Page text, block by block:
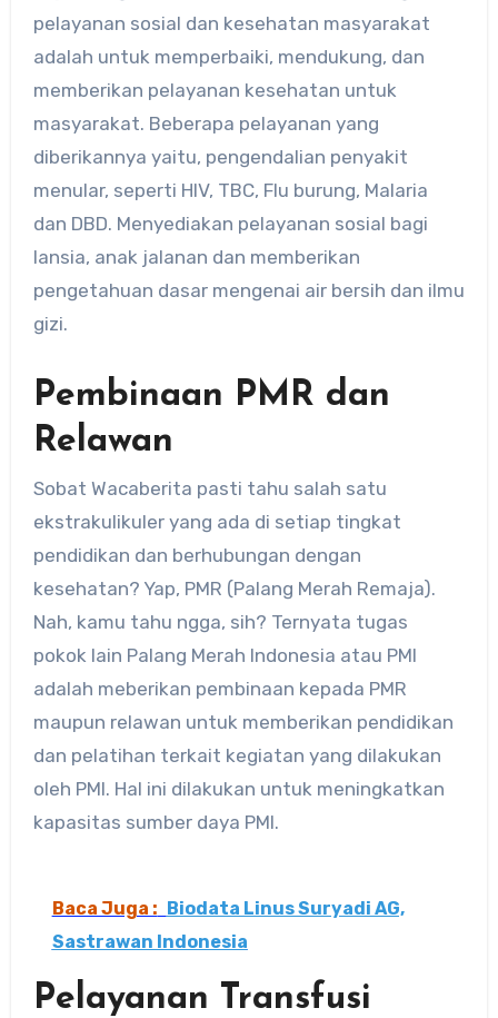
pelayanan sosial dan kesehatan masyarakat
adalah untuk memperbaiki, mendukung, dan
memberikan pelayanan kesehatan untuk
masyarakat. Beberapa pelayanan yang
diberikannya yaitu, pengendalian penyakit
menular, seperti HIV, TBC, Flu burung, Malaria
dan DBD. Menyediakan pelayanan sosial bagi
lansia, anak jalanan dan memberikan
pengetahuan dasar mengenai air bersih dan ilmu
gizi.
Pembinaan PMR dan
Relawan
Sobat Wacaberita pasti tahu salah satu
ekstrakulikuler yang ada di setiap tingkat
pendidikan dan berhubungan dengan
kesehatan? Yap, PMR (Palang Merah Remaja).
Nah, kamu tahu ngga, sih? Ternyata tugas
pokok lain Palang Merah Indonesia atau PMI
adalah meberikan pembinaan kepada PMR
maupun relawan untuk memberikan pendidikan
dan pelatihan terkait kegiatan yang dilakukan
oleh PMI. Hal ini dilakukan untuk meningkatkan
kapasitas sumber daya PMI.
Baca Juga : Biodata Linus Suryadi AG,
Sastrawan Indonesia
Pelayanan Transfusi